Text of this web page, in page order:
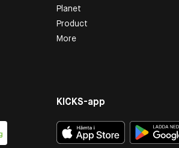
Planet
Product
More
KICKS-app